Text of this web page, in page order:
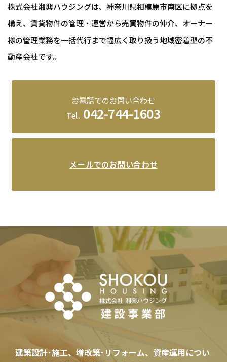
株式会社湘興ハウジングは、神奈川県相模原市南区に拠点を
構え、賃貸物件の管理・運営から売買物件の仲介、 オーナー
様の管理業務を一括代行まで幅広く取り扱う地域密着型の不
動産会社です。
お電話でのお問い合わせ
Tel. 042-744-1603
メールでのお問い合わせ
建築設計･施工、増改築･リフォーム、資産運用につい